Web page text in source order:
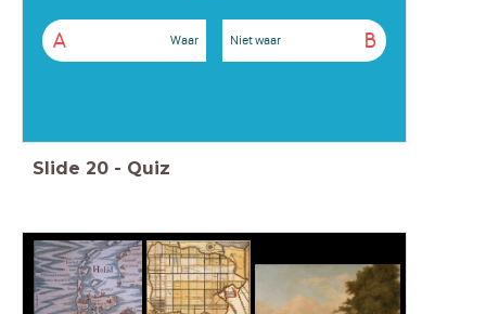
A Waar B
Niet waar
Slide 20 - Quiz